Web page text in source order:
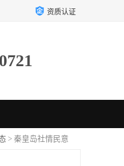
资质认证
> 秦皇岛社情民意